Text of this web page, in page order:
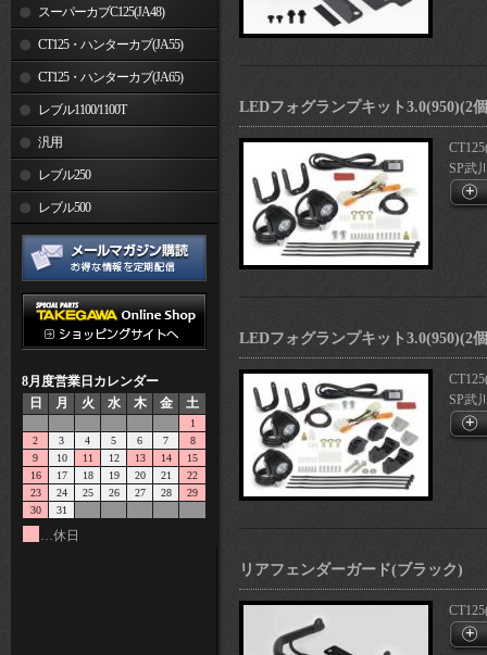
スーパーカブC125(JA48)
CT125・ハンターカブ(JA55)
CT125・ハンターカブ(JA65)
レブル1100/1100T
汎用
レブル250
レブル500
8月度営業日カレンダー
日
月 火 水 木 金 土
1
2
3 4 5 6 7
8
9
10 11 12 13 14
15
16
17 18 19 20 21
22
23
24 25 26 27 28
29
30
31
…休日
LEDフォグランプキット3.0(950)(2
SP武
LEDフォグランプキット3.0(950)(2
SP武
リアフェンダーガード(ブラック)